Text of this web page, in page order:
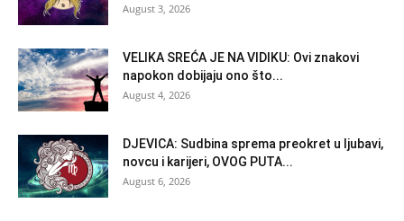
August 3, 2026
VELIKA SREĆA JE NA VIDIKU: Ovi znakovi
napokon dobijaju ono što...
August 4, 2026
DJEVICA: Sudbina sprema preokret u ljubavi,
novcu i karijeri, OVOG PUTA...
August 6, 2026